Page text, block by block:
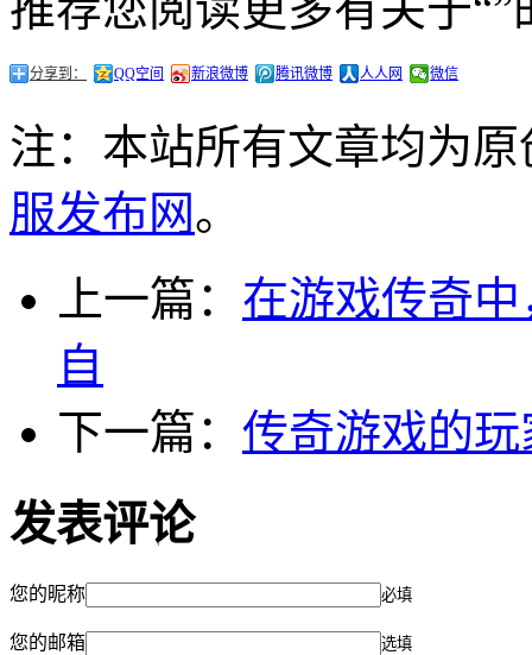
分享到： QQ空间 新浪微博 腾讯微博 人人网 微信
注：本站所有文章均为
服发布网。
上一篇： 在游戏传奇
自
下一篇： 传奇游戏的
发表评论
您的昵称 必填
您的邮箱 选填